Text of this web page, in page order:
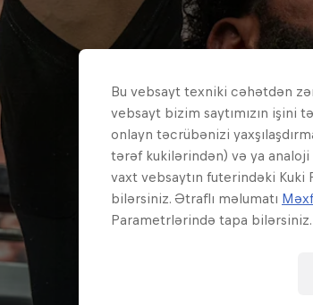
Bu vebsayt texniki cəhətdən
vebsayt bizim saytımızın işini
onlayn təcrübənizi
tərəf kukilərindən) və ya
vaxt vebsaytın futerindəki Kuki
bilərsiniz. Ətraflı məlumatı
Parametrlərində tapa bilərsiniz.